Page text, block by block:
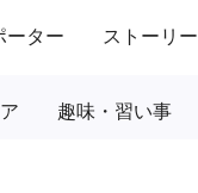
ーター ストーリー
趣味・習い事